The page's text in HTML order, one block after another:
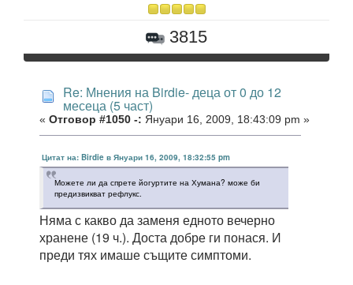
3815
Re: Мнения на Birdie- деца от 0 до 12
месеца (5 част)
« Отговор #1050 -: Януари 16, 2009, 18:43:09 pm »
Цитат на: Birdie в Януари 16, 2009, 18:32:55 pm
Можете ли да спрете йогуртите на Хумана? може би
предизвикват рефлукс.
Няма с какво да заменя едното вечерно
хранене (19 ч.). Доста добре ги понася. И
преди тях имаше същите симптоми.